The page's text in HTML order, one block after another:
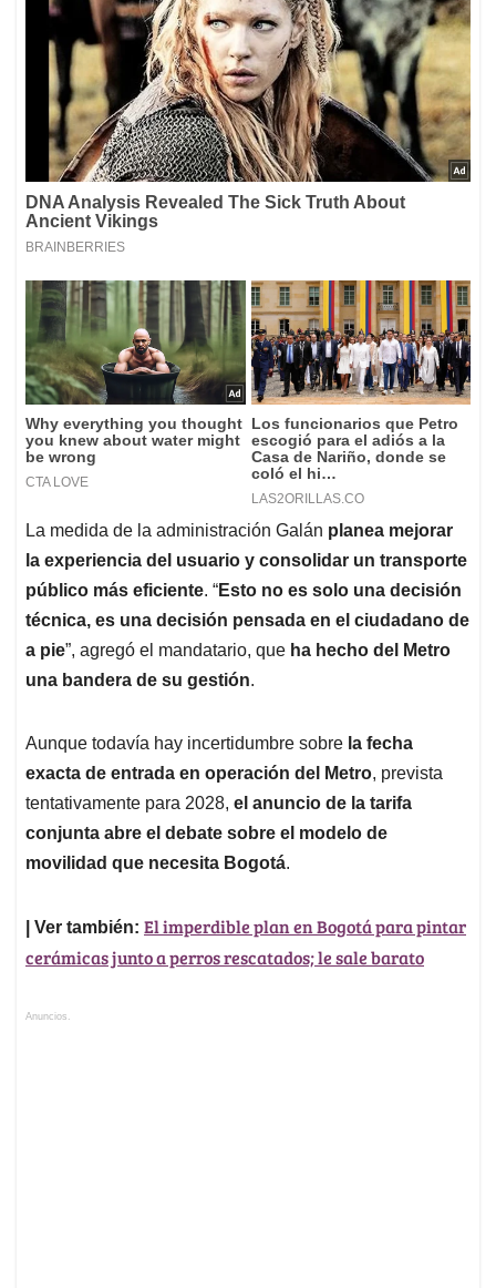
La medida de la administración Galán planea mejorar
la experiencia del usuario y consolidar un transporte
público más eficiente. “Esto no es solo una decisión
técnica, es una decisión pensada en el ciudadano de
a pie”, agregó el mandatario, que ha hecho del Metro
una bandera de su gestión.
Aunque todavía hay incertidumbre sobre la fecha
exacta de entrada en operación del Metro, prevista
tentativamente para 2028, el anuncio de la tarifa
conjunta abre el debate sobre el modelo de
movilidad que necesita Bogotá.
| Ver también: El imperdible plan en Bogotá para pintar
cerámicas junto a perros rescatados; le sale barato
Anuncios.